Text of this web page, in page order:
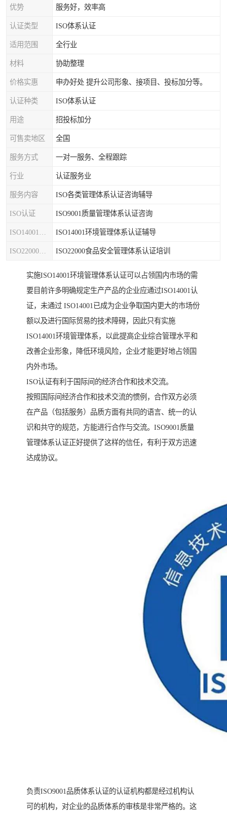
优势 服务好，效率高
认证类型 ISO体系认证
适用范围 全行业
材料 协助整理
价格实惠 申办好处 提升公司形象、接项目、投标加分等。
认证种类 ISO体系认证
用途 招投标加分
可售卖地区 全国
服务方式 一对一服务、全程跟踪
行业 认证服务业
服务内容 ISO各类管理体系认证咨询辅导
ISO认证 ISO9001质量管理体系认证咨询
ISO14001环境管理体系认证辅导
ISO22000食品安全管理体系认证培训
实施ISO14001环境管理体系认证可以占领国内市场的需
要目前许多明确规定生产产品的企业应通过ISO14001认
证，未通过 ISO14001已成为企业争取国内更大的市场份
额以及进行国际贸易的技术障碍，因此只有实施
ISO14001环境管理体系，以此提高企业综合管理水平和
改善企业形象，降低环境风险，企业才能更好地占领国
内外市场。
ISO认证有利于国际间的经济合作和技术交流。
按照国际间经济合作和技术交流的惯例，合作双方必须
在产品（包括服务）品质方面有共同的语言、统一的认
识和共守的规范，方能进行合作与交流。ISO9001质量
管理体系认证正好提供了这样的信任，有利于双方迅速
达成协议。
负责ISO9001品质体系认证的认证机构都是经过机构认
可的机构，对企业的品质体系的审核是非常严格的。这